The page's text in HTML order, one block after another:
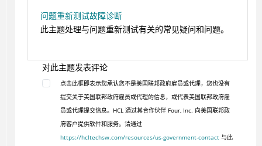
问题重新测试故障诊断
此主题处理与问题重新测试有关的常见疑问和问题。
对此主题发表评论
点击此框即表示您承认您不是美国联邦政府雇员或代理，您也没有
提交关于美国联邦政府雇员或代理的信息，或代表美国联邦政府雇
员或代理提交信息。HCL 通过其合作伙伴 Four, Inc. 向美国联邦政
府客户提供软件和服务。请通过
https://hcltechsw.com/resources/us-government-contact与此